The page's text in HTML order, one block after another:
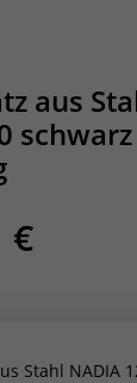
aus
schwarz
€
Stahl NADIA